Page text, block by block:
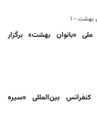
بهشت - ۱
«بانوان بهشت» برگزار
کنفرانس بین‌المللی «سیره